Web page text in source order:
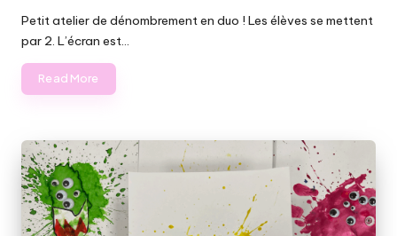
in
Petit atelier de dénombrement en duo ! Les élèves se mettent
par 2. L’écran est…
Read More